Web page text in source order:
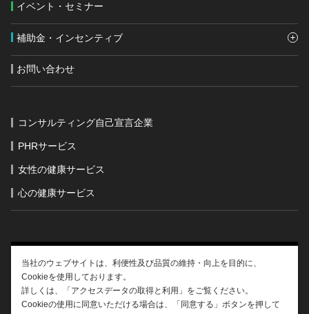
当社のウェブサイトは、利便性及び品質の維持・向上を目的に、
Cookieを使用しております。
詳しくは、「アクセスデータの取得と利用」をご覧ください。
Cookieの使用に同意いただける場合は、「同意する」ボタンを押して
イベント・セミナー
補助金・インセンティブ
お問い合わせ
コンサルティング自己宣言企業
PHRサービス
女性の健康サービス
心の健康サービス
運営会社情報サイトポリシー外部送信